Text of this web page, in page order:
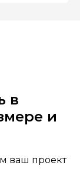
в
и
ваш проект